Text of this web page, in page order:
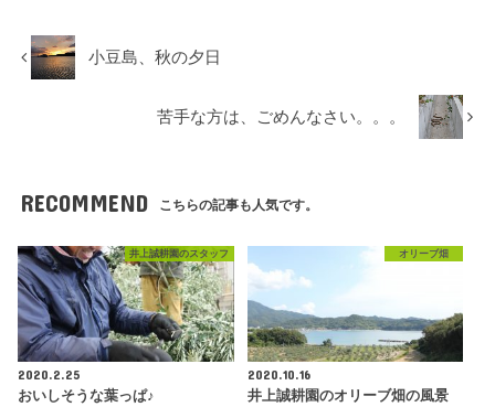
小豆島、秋の夕日
苦手な方は、ごめんなさい。。。
RECOMMEND こちらの記事も人気です。
井上誠耕園のスタッフ
2020.2.25
おいしそうな葉っぱ♪
オリーブ畑
2020.10.16
井上誠耕園のオリーブ畑の風景